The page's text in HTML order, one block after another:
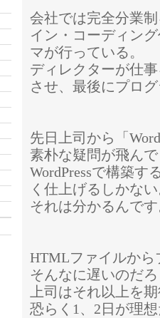
会社では完全分業
イン・コーディン
マが行っている。
ディレクターが仕
させ、最後にプロ
先日上司から「
素朴な疑問が飛ん
WordPressで構築
く仕上げるしかな
それは分かるんで
HTMLファイルから
そんなに遅いのだ
上司はそれ以上を
恐らく1、2日が理